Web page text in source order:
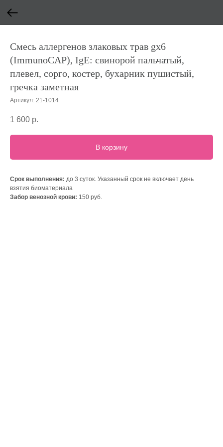
Смесь аллергенов злаковых трав gx6
(ImmunoCAP), IgE: свинорой пальчатый,
плевел, сорго, костер, бухарник пушистый,
гречка заметная
Артикул: 21-1014
1 600 р.
В корзину
Срок выполнения: до 3 суток. Указанный срок не включает день
взятия биоматериала
Забор венозной крови: 150 руб.